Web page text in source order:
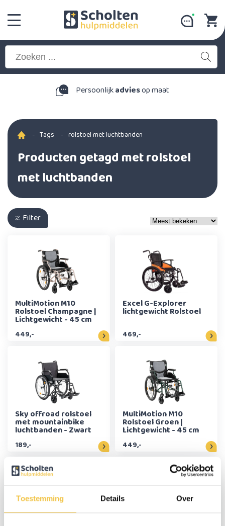
Toestemming Details Over
Persoonlijkadviesop maat
- Tags - rolstoel met luchtbanden
Producten getagd met rolstoel
met luchtbanden
Filter
MultiMotion M10
Rolstoel Champagne |
Lichtgewicht - 45 cm
449,-
Excel G-Explorer
lichtgewicht Rolstoel
469,-
Sky offroad rolstoel
met mountainbike
luchtbanden - Zwart
189,-
MultiMotion M10
Rolstoel Groen |
Lichtgewicht - 45 cm
449,-